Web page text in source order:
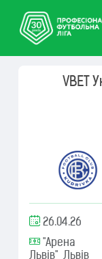
VBET
26.04.26
"Арена
Львів" Львів